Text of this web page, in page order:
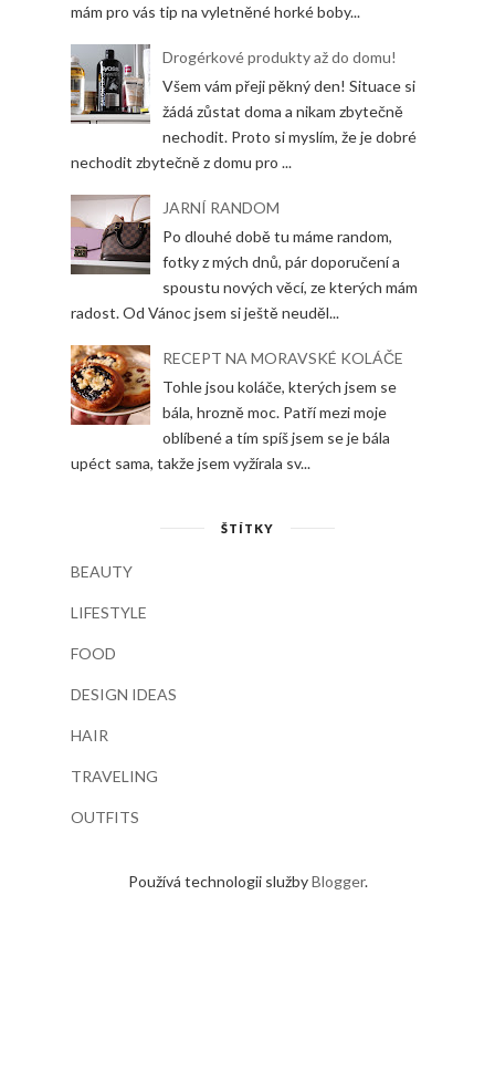
mám pro vás tip na vyletněné horké boby...
Drogérkové produkty až do domu!
Všem vám přeji pěkný den! Situace si
žádá zůstat doma a nikam zbytečně
nechodit. Proto si myslím, že je dobré
nechodit zbytečně z domu pro ...
JARNÍ RANDOM
Po dlouhé době tu máme random,
fotky z mých dnů, pár doporučení a
spoustu nových věcí, ze kterých mám
radost. Od Vánoc jsem si ještě neuděl...
RECEPT NA MORAVSKÉ KOLÁČE
Tohle jsou koláče, kterých jsem se
bála, hrozně moc. Patří mezi moje
oblíbené a tím spíš jsem se je bála
upéct sama, takže jsem vyžírala sv...
ŠTÍTKY
BEAUTY
LIFESTYLE
FOOD
DESIGN IDEAS
HAIR
TRAVELING
OUTFITS
Používá technologii službyBlogger.